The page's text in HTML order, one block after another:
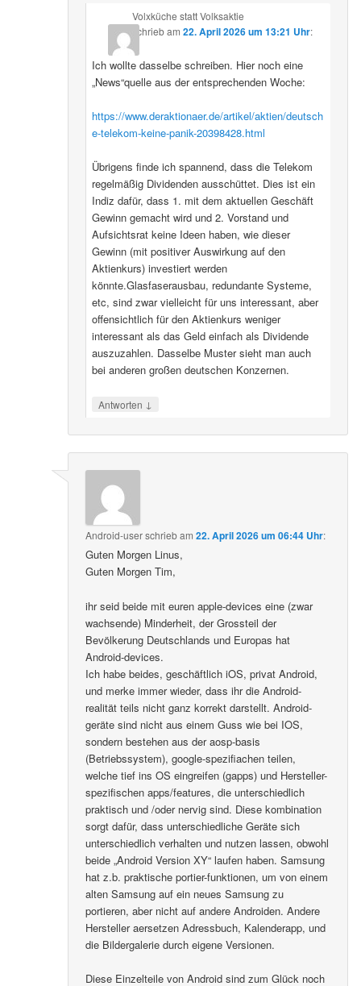
Volxküche statt Volksaktie
schriebam 22. April 2026 um 13:21 Uhr:
Ich wollte dasselbe schreiben. Hier noch eine
„News“quelle aus der entsprechenden Woche:
https://www.deraktionaer.de/artikel/aktien/deutsch
e-telekom-keine-panik-20398428.html
Übrigens finde ich spannend, dass die Telekom
regelmäßig Dividenden ausschüttet. Dies ist ein
Indiz dafür, dass 1. mit dem aktuellen Geschäft
Gewinn gemacht wird und 2. Vorstand und
Aufsichtsrat keine Ideen haben, wie dieser
Gewinn (mit positiver Auswirkung auf den
Aktienkurs) investiert werden
könnte.Glasfaserausbau, redundante Systeme,
etc, sind zwar vielleicht für uns interessant, aber
offensichtlich für den Aktienkurs weniger
interessant als das Geld einfach als Dividende
auszuzahlen. Dasselbe Muster sieht man auch
bei anderen großen deutschen Konzernen.
Antworten ↓
Android-userschriebam22. April 2026 um 06:44 Uhr:
Guten Morgen Linus,
Guten Morgen Tim,
ihr seid beide mit euren apple-devices eine (zwar
wachsende) Minderheit, der Grossteil der
Bevölkerung Deutschlands und Europas hat
Android-devices.
Ich habe beides, geschäftlich iOS, privat Android,
und merke immer wieder, dass ihr die Android-
realität teils nicht ganz korrekt darstellt. Android-
geräte sind nicht aus einem Guss wie bei IOS,
sondern bestehen aus der aosp-basis
(Betriebssystem), google-spezifiachen teilen,
welche tief ins OS eingreifen (gapps) und Hersteller-
spezifischen apps/features, die unterschiedlich
praktisch und /oder nervig sind. Diese kombination
sorgt dafür, dass unterschiedliche Geräte sich
unterschiedlich verhalten und nutzen lassen, obwohl
beide „Android Version XY“ laufen haben. Samsung
hat z.b. praktische portier-funktionen, um von einem
alten Samsung auf ein neues Samsung zu
portieren, aber nicht auf andere Androiden. Andere
Hersteller aersetzen Adressbuch, Kalenderapp, und
die Bildergalerie durch eigene Versionen.
Diese Einzelteile von Android sind zum Glück noch